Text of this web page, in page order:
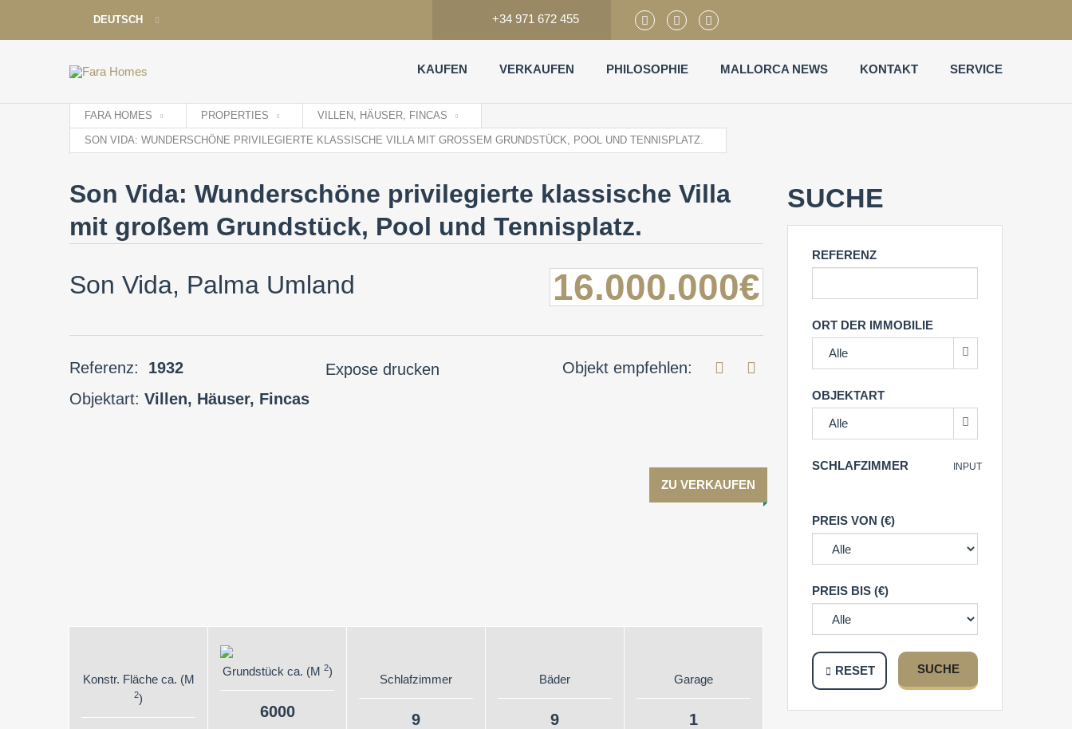
DEUTSCH
ENGLISH
FRANÇAIS
+34 971 672 455
KAUFEN VERKAUFEN PHILOSOPHIE MALLORCA NEWS KONTAKT SERVICE
FARA HOMES PROPERTIES VILLEN, HÄUSER, FINCAS
SON VIDA: WUNDERSCHÖNE PRIVILEGIERTE KLASSISCHE VILLA MIT GROSSEM GRUNDSTÜCK, POOL UND TENNISPLATZ.
Son Vida: Wunderschöne privilegierte klassische Villa
mit großem Grundstück, Pool und Tennisplatz.
Son Vida, Palma Umland 16.000.000€
Referenz: 1932 Expose drucken
Objekt empfehlen:
Objektart: Villen, Häuser, Fincas
ZU VERKAUFEN
Konstr. Fläche ca. (M
2)
Grundstück ca. (M 2)
6000
Schlafzimmer
9
Bäder
9
Garage
1
SUCHE
REFERENZ
ORT DER IMMOBILIE
Alle
OBJEKTART
Alle
SCHLAFZIMMER INPUT
PREIS VON (€)
PREIS BIS (€)
RESET SUCHE